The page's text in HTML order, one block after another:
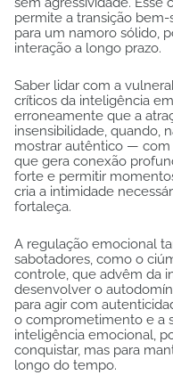
permite a transição
para um namoro sólido,
interação a longo prazo.
Saber lidar com a
críticos da inteligência
erroneamente que a
insensibilidade, quando,
mostrar autêntico —
que gera conexão
forte e permitir
cria a intimidade
fortaleça.
A regulação emocional
sabotadores, como o
controle, que advêm da
desenvolver o
para agir com
o comprometimento e a
inteligência emocional,
conquistar, mas para
longo do tempo.